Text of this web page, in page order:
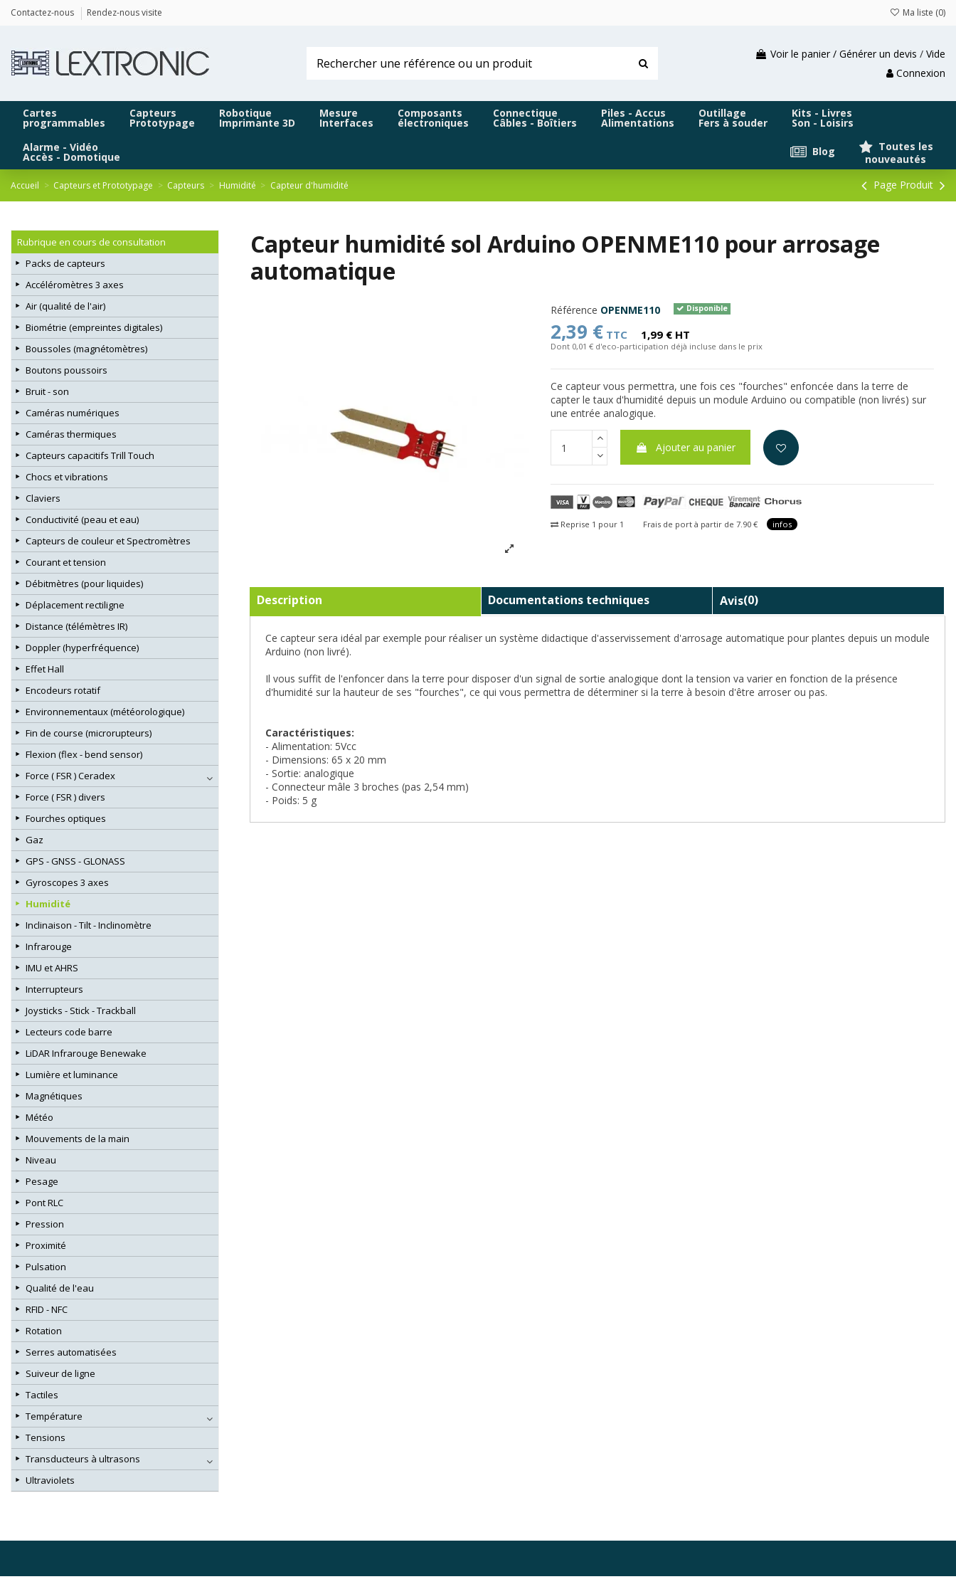
Contactez-nous Rendez-nous visite Ma liste (0)
Voir le panier / Générer un devis / Vide
Connexion
Cartes
programmables
Capteurs
Prototypage
Robotique
Imprimante 3D
Mesure
Interfaces
Composants
électroniques
Connectique
Câbles - Boîtiers
Piles - Accus
Alimentations
Outillage
Fers à souder
Kits - Livres
Son - Loisirs
Alarme - Vidéo
Accès - Domotique
Toutes les
nouveautés
Blog
Accueil Capteurs et Prototypage Capteurs Humidité Capteur d'humidité Page Produit
Capteur humidité sol Arduino OPENME110 pour arrosage
automatique
Référence OPENME110 Disponible
2,39 € TTC 1,99 € HT
Dont 0,01 € d'eco-participation déjà incluse dans le prix
Ce capteur vous permettra, une fois ces "fourches" enfoncée dans la terre de
capter le taux d'humidité depuis un module Arduino ou compatible (non livrés) sur
une entrée analogique.
Ajouter au panier
Reprise 1 pour 1 Frais de port à partir de 7.90 € infos
Description Documentations techniques Avis(0)
Ce capteur sera idéal par exemple pour réaliser un système didactique d'asservissement d'arrosage automatique pour plantes depuis un module
Arduino (non livré).
Il vous suffit de l'enfoncer dans la terre pour disposer d'un signal de sortie analogique dont la tension va varier en fonction de la présence
d'humidité sur la hauteur de ses "fourches", ce qui vous permettra de déterminer si la terre à besoin d'être arroser ou pas.
Caractéristiques:
- Alimentation: 5Vcc
- Dimensions: 65 x 20 mm
- Sortie: analogique
- Connecteur mâle 3 broches (pas 2,54 mm)
- Poids: 5 g
Rubrique en cours de consultation
Packs de capteurs
Accéléromètres 3 axes
Air (qualité de l'air)
Biométrie (empreintes digitales)
Boussoles (magnétomètres)
Boutons poussoirs
Bruit - son
Caméras numériques
Caméras thermiques
Capteurs capacitifs Trill Touch
Chocs et vibrations
Claviers
Conductivité (peau et eau)
Capteurs de couleur et Spectromètres
Courant et tension
Débitmètres (pour liquides)
Déplacement rectiligne
Distance (télémètres IR)
Doppler (hyperfréquence)
Effet Hall
Encodeurs rotatif
Environnementaux (météorologique)
Fin de course (microrupteurs)
Flexion (flex - bend sensor)
Force ( FSR ) Ceradex
Force ( FSR ) divers
Fourches optiques
Gaz
GPS - GNSS - GLONASS
Gyroscopes 3 axes
Humidité
Inclinaison - Tilt - Inclinomètre
Infrarouge
IMU et AHRS
Interrupteurs
Joysticks - Stick - Trackball
Lecteurs code barre
LiDAR Infrarouge Benewake
Lumière et luminance
Magnétiques
Météo
Mouvements de la main
Niveau
Pesage
Pont RLC
Pression
Proximité
Pulsation
Qualité de l'eau
RFID - NFC
Rotation
Serres automatisées
Suiveur de ligne
Tactiles
Température
Tensions
Transducteurs à ultrasons
Ultraviolets
Panneau de gestion des cookies